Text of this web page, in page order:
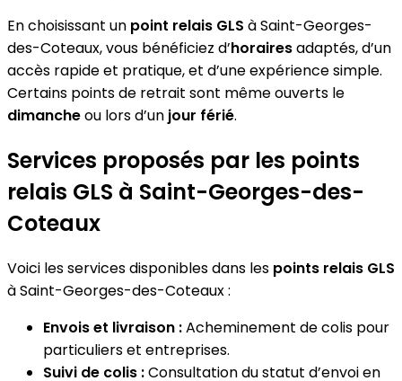
En choisissant un point relais GLS à Saint-Georges-
des-Coteaux, vous bénéficiez d’horairesadaptés, d’un
accès rapide et pratique, et d’une expérience simple.
Certains points de retrait sont même ouverts le
dimancheou lors d’un jour férié.
Services proposés par les points
relais GLS à Saint-Georges-des-
Coteaux
Voici les services disponibles dans les points relais GLS
à Saint-Georges-des-Coteaux :
Envois et livraison :Acheminement de colis pour
particuliers et entreprises.
Suivi de colis :Consultation du statut d’envoi en